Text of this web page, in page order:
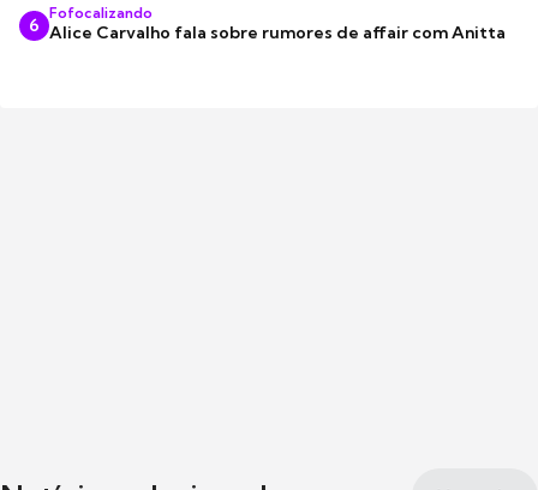
6
Fofocalizando
Alice Carvalho fala sobre rumores de affair com Anitta